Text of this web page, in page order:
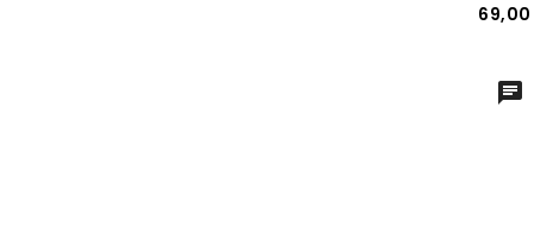
Prix
69,00